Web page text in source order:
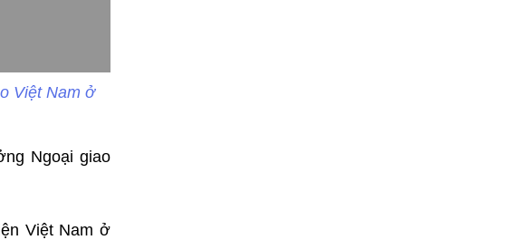
Việt Nam ở
Ngoại giao
Việt Nam ở